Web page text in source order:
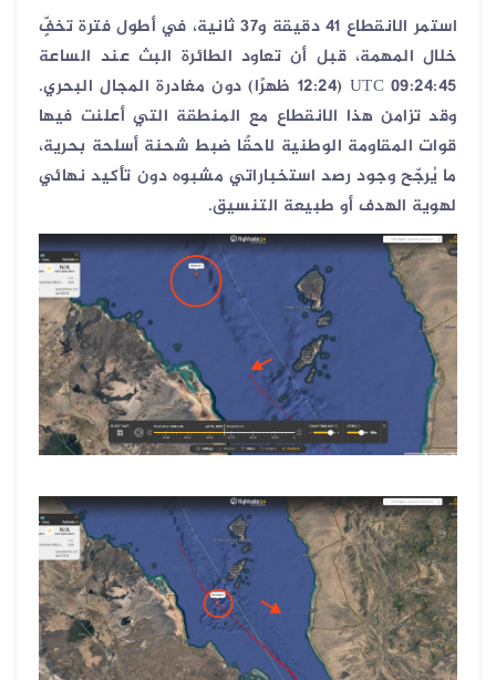
استمر الانقطاع 41 دقيقة و37 ثانية، في أطول فترة تخفٍّ
خلال المهمة، قبل أن تعاود الطائرة البث عند الساعة
09:24:45
(12:24 ظهرًا) دون مغادرة المجال البحري.
وقد تزامن هذا الانقطاع مع المنطقة التي أعلنت فيها
قوات المقاومة الوطنية لاحقًا ضبط شحنة أسلحة بحرية،
ما يُرجّح وجود رصد استخباراتي مشبوه دون تأكيد نهائي
لهوية الهدف أو طبيعة التنسيق.